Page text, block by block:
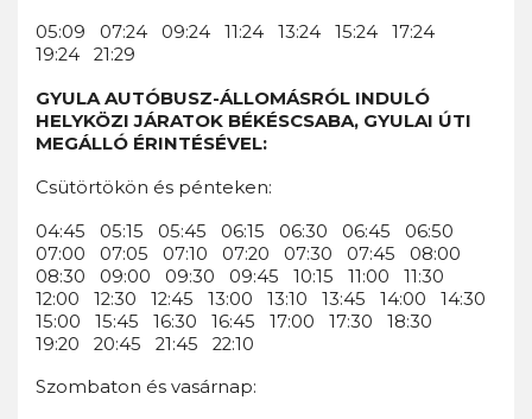
05:09 07:24 09:24 11:24 13:24 15:24 17:24
19:24 21:29
GYULA AUTÓBUSZ-ÁLLOMÁSRÓL INDULÓ
HELYKÖZI JÁRATOK BÉKÉSCSABA, GYULAI ÚTI
MEGÁLLÓ ÉRINTÉSÉVEL:
Csütörtökön és pénteken:
04:45 05:15 05:45 06:15 06:30 06:45 06:50
07:00 07:05 07:10 07:20 07:30 07:45 08:00
08:30 09:00 09:30 09:45 10:15 11:00 11:30
12:00 12:30 12:45 13:00 13:10 13:45 14:00 14:30
15:00 15:45 16:30 16:45 17:00 17:30 18:30
19:20 20:45 21:45 22:10
Szombaton és vasárnap: